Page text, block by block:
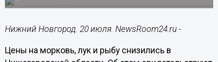
Нижний Новгород. 20 июля. NewsRoom24.ru -
Цены на морковь, лук и рыбу снизились в